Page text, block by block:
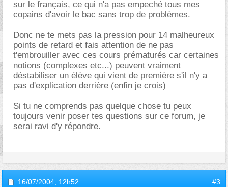
sur le français, ce qui n'a pas empeché tous mes
copains d'avoir le bac sans trop de problèmes.
Donc ne te mets pas la pression pour 14 malheureux
points de retard et fais attention de ne pas
t'embrouiller avec ces cours prématurés car certaines
notions (complexes etc...) peuvent vraiment
déstabiliser un élève qui vient de première s'il n'y a
pas d'explication derrière (enfin je crois)
Si tu ne comprends pas quelque chose tu peux
toujours venir poser tes questions sur ce forum, je
serai ravi d'y répondre.
16/07/2004, 12h52 #3